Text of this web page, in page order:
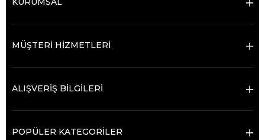
MÜŞTERİ HİZMETLERİ
ALIŞVERİŞ BİLGİLERİ
POPÜLER KATEGORİLER